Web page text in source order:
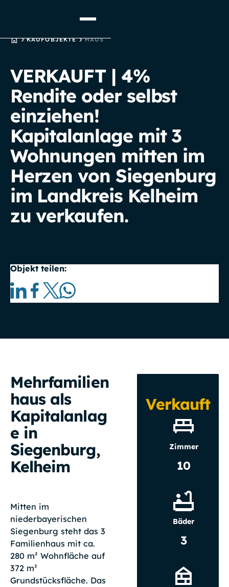
STARTSEITE
KAUFOBJEKTE HAUS
VERKAUFT | 4%
Rendite oder selbst
einziehen!
Kapitalanlage mit 3
Wohnungen mitten im
Herzen von Siegenburg
im Landkreis Kelheim
zu verkaufen.
Objekt teilen:
Mehrfamilien
haus als
Kapitalanlag
e in
Siegenburg,
Kelheim
Mitten im
niederbayerischen
Siegenburg steht das 3
Familienhaus mit ca.
280 m² Wohnfläche auf
372 m²
Grundstücksfläche. Das
Verkauft
Zimmer
10
Bäder
3